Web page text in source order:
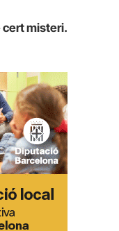
cert misteri.